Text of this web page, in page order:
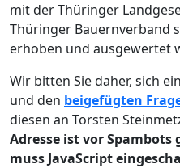
mit der Thüringer
Thüringer Bauernverband
erhoben und ausgewertet
Wir bitten Sie daher, sich
und den beigefügten
diesen an Torsten
Adresse ist vor Spambots
muss JavaScript